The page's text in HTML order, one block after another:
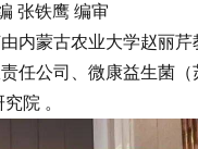
张铁鹰 编审
蒙古农业大学赵丽芹
公司、微康益生菌
院 。